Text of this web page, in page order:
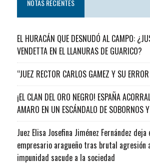
NOTAS RECIENTES
EL HURACÁN QUE DESNUDÓ AL CAMPO:
VENDETTA EN EL LLANURAS DE GUARICO?
“JUEZ RECTOR CARLOS GAMEZ Y SU
¡EL CLAN DEL ORO NEGRO! ESPAÑA
AMARO EN UN ESCÁNDALO DE SOBORNOS
Juez Elisa Josefina Jiménez Fernández
empresario aragueño tras brutal agresión
impunidad sacude a la sociedad